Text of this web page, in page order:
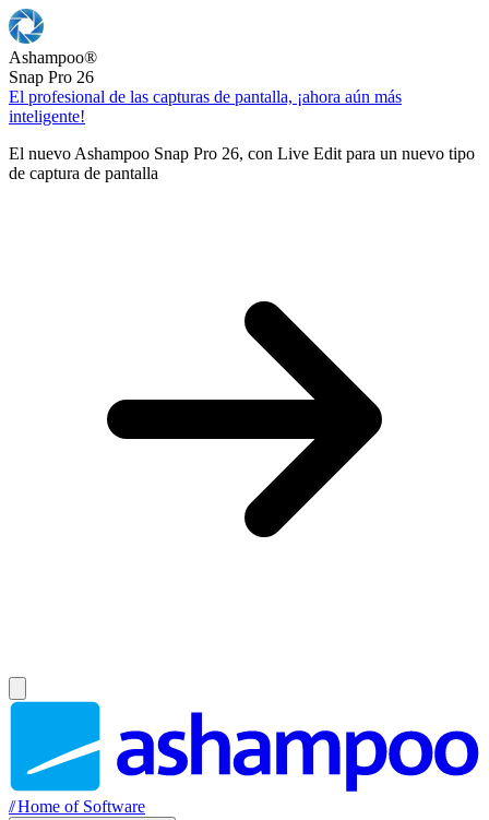
Ashampoo®
Snap Pro 26
El profesional de las capturas de pantalla, ¡ahora aún más
inteligente!
El nuevo Ashampoo Snap Pro 26, con Live Edit para un nuevo tipo
de captura de pantalla
//Home of Software